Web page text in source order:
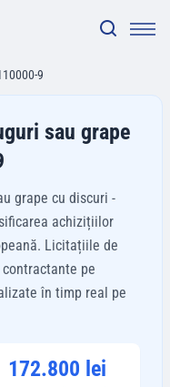
9
sau grape
grape cu discuri -
achizițiilor
Licitațiile de
pe
în timp real pe
172.800 lei